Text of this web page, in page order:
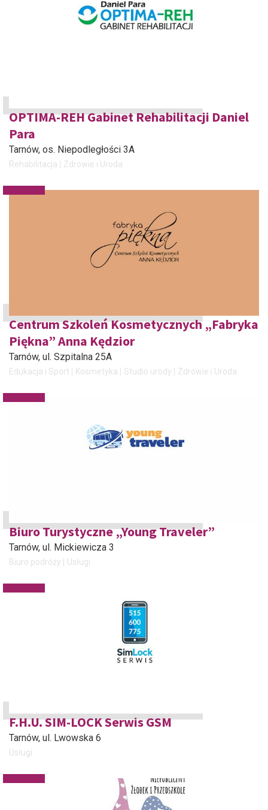
OPTIMA-REH Gabinet Rehabilitacji Daniel
Para
Tarnów, os. Niepodległości 3A
Rehabilitacja Zdrowie i Uroda
Centrum Szkoleń Kosmetycznych „Fabryka
Piękna” Anna Kędzior
Tarnów, ul. Szpitalna 25A
Edukacja i Sport Kosmetyka Studio urody Zdrowie i Uroda
Biuro Turystyczne „Young Traveler”
Tarnów, ul. Mickiewicza 3
Biuro podróży Usługi
F.H.U. SIM-LOCK Serwis GSM
Tarnów, ul. Lwowska 6
Usługi